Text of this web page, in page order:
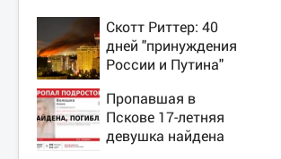
Скотт Риттер: 40
дней "принуждения
России и Путина"
крах режима
Зеленского
Пропавшая в
Пскове 17-летняя
девушка найдена